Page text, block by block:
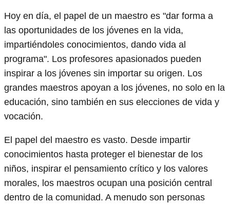
Hoy en día, el papel de un maestro es "dar forma a
las oportunidades de los jóvenes en la vida,
impartiéndoles conocimientos, dando vida al
programa". Los profesores apasionados pueden
inspirar a los jóvenes sin importar su origen. Los
grandes maestros apoyan a los jóvenes, no solo en la
educación, sino también en sus elecciones de vida y
vocación.
El papel del maestro es vasto. Desde impartir
conocimientos hasta proteger el bienestar de los
niños, inspirar el pensamiento crítico y los valores
morales, los maestros ocupan una posición central
dentro de la comunidad. A menudo son personas